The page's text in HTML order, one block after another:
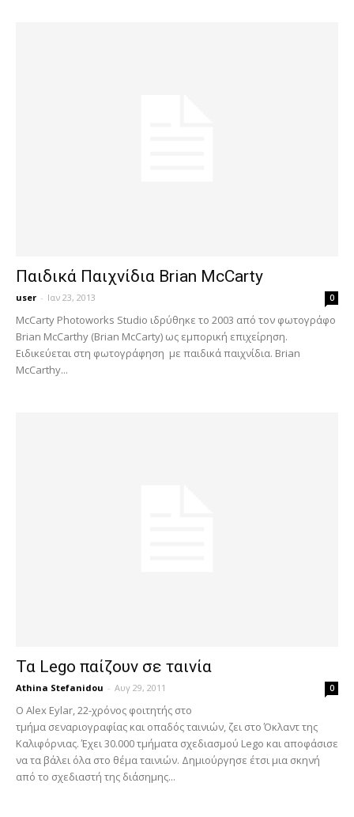
Παιδικά Παιχνίδια Brian McCarty
user - Ιαν 23, 2013 0
McCarty Photoworks Studio ιδρύθηκε το 2003 από τον φωτογράφο
Brian McCarthy (Brian McCarty) ως εμπορική επιχείρηση.
Ειδικεύεται στη φωτογράφηση με παιδικά παιχνίδια. Brian
McCarthy...
Τα Lego παίζουν σε ταινία
Athina Stefanidou - Αυγ 29, 2011 0
Ο Alex Eylar, 22-χρόνος φοιτητής στο
τμήμα σεναριογραφίας και οπαδός ταινιών, ζει στο Όκλαντ της
Καλιφόρνιας. Έχει 30.000 τμήματα σχεδιασμού Lego και αποφάσισε
να τα βάλει όλα στο θέμα ταινιών. Δημιούργησε έτσι μια σκηνή
από το σχεδιαστή της διάσημης...